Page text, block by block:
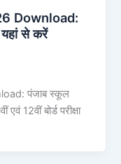
Download:
यहां से करें
पंजाब स्कूल
12वीं बोर्ड परीक्षा